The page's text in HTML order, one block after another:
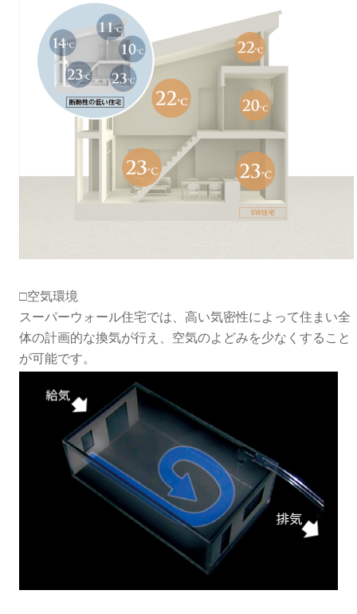
□空気環境
スーパーウォール住宅では、高い気密性によって住まい全
体の計画的な換気が行え、空気のよどみを少なくすること
が可能です。